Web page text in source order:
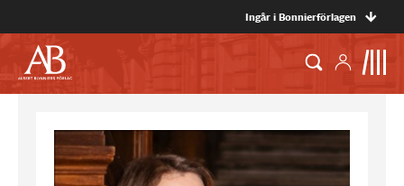
Ingår i Bonnierförlagen